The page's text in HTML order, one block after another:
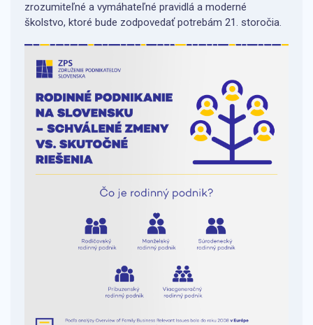
zrozumiteľné a vymáhateľné pravidlá a moderné
školstvo, ktoré bude zodpovedať potrebám 21. storočia.